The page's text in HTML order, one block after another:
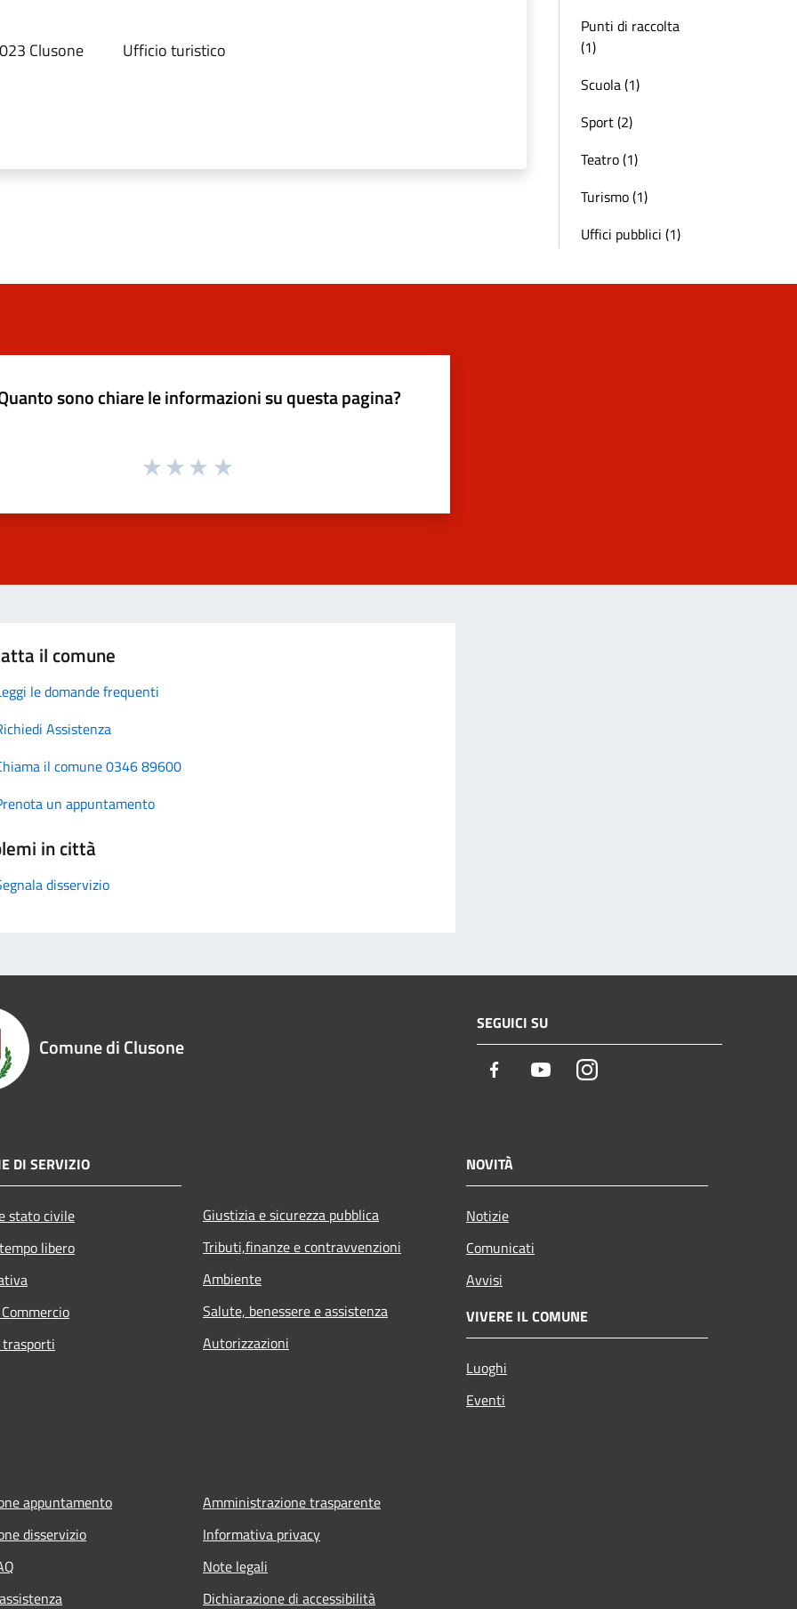
Clusone Ufficio turistico
Punti di raccolta
(1)
Scuola (1)
Sport (2)
Teatro (1)
Turismo (1)
Uffici pubblici (1)
sono chiare le informazioni su questa pagina?
il comune
le domande frequenti
Assistenza
il comune 0346 89600
un appuntamento
in città
disservizio
Comune di Clusone
SEGUICI SU
Facebook YoutubeInstagram
DI SERVIZIO
stato civile
libero
Giustizia e sicurezza pubblica
Tributi,finanze e contravvenzioni
Ambiente
Salute, benessere e assistenza
Autorizzazioni
NOVITÀ
Notizie
Comunicati
Avvisi
VIVERE IL COMUNE
Luoghi
Eventi
appuntamento
disservizio
Amministrazione trasparente
Informativa privacy
Note legali
Dichiarazione di accessibilità